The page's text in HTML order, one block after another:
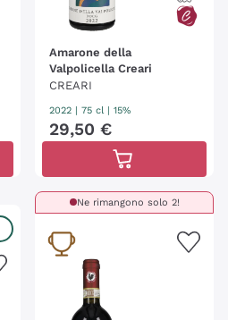
Amarone della
Valpolicella Creari
CREARI
2022 | 75 cl | 15%
29,50 €
Ne rimangono solo 2!